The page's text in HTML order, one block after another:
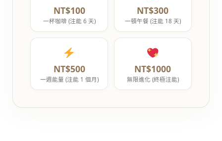
NT$100
一杯咖啡 (注能 6 天)
NT$300
一頓午餐 (注能 18 天)
NT$500
一週能量 (注能 1 個月)
NT$1000
無限進化 (終極注能)